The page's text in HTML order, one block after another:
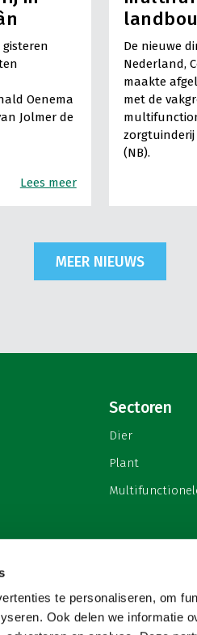
te personaliseren, om
Ook delen we informatie
gisteren
Oenema
Jolmer de
Lees meer
De nieuwe
Nederland,
maakte
met de
zorgtuinderij
(NB).
MEER NIEUWS
Sectoren
Dier
Plant